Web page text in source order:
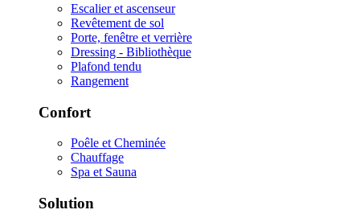
Escalier et ascenseur
Revêtement de sol
Porte, fenêtre et verrière
Dressing - Bibliothèque
Plafond tendu
Rangement
Confort
Poêle et Cheminée
Chauffage
Spa et Sauna
Solution